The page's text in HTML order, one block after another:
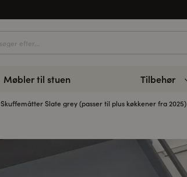
Møbler til stuen Tilbehør
Skuffemåtter Slate grey (passer til plus køkkener fra 2025)